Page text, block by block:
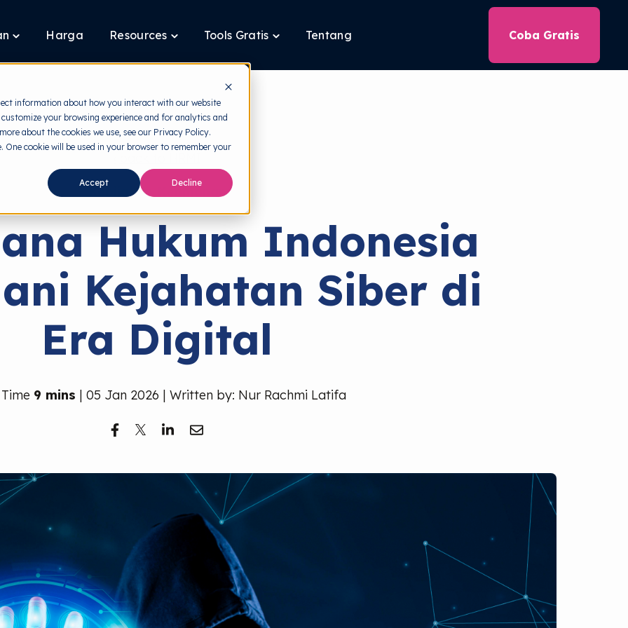
information about how you interact with our website
your browsing experience and for analytics and
about the cookies we use, see our Privacy Policy.
cookie will be used in your browser to remember your
Accept Decline
Toggle
Layanan
Harga Resources
Toggle
Resources
Tools Gratis
Toggle
Tools
Tentang Coba Gratis
Kebijakan Keamanan
Hukum Indonesia
Kejahatan Siber di
Era Digital
9 mins | 05 Jan 2026 | Written by: Nur Rachmi Latifa